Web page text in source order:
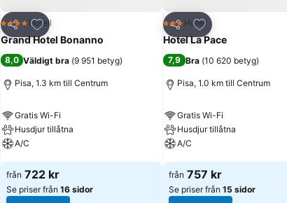
Dela
Lägg till i Mina Favoriter
4 StjärnorHotell
Grand Hotel Bonanno
8,0 Väldigt bra (9 951 betyg)
Pisa, 1.3 km till Centrum
Gratis Wi-Fi
Husdjur tillåtna
A/C
Se priser
från 722 kr
Se priser från 16 sidor
Dela
Lägg till i Mina
3 Stjärnor
Hotell
Hotel La Pace
7,9 Bra (10 620 betyg)
Pisa, 1.0 km till Centrum
Gratis Wi-Fi
Husdjur tillåtna
A/C
Se priser
från 757 kr
Se priser från 15 sidor